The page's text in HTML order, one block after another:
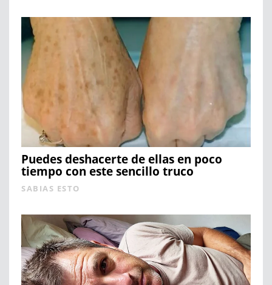
Puedes deshacerte de ellas en poco
tiempo con este sencillo truco
SABIAS ESTO